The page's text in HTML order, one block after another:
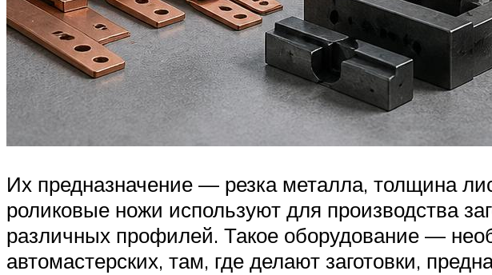
Их предназначение — резка металла, толщина
роликовые ножи используют для производства
различных профилей. Такое оборудование —
автомастерских, там, где делают заготовки,